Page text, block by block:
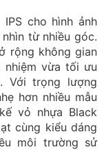
cho hình ảnh
từ nhiều góc.
rộng không gian
nhiệm vừa tối ưu
Với trọng lượng
hơn nhiều mẫu
vỏ nhựa Black
cùng kiểu dáng
môi trường sử